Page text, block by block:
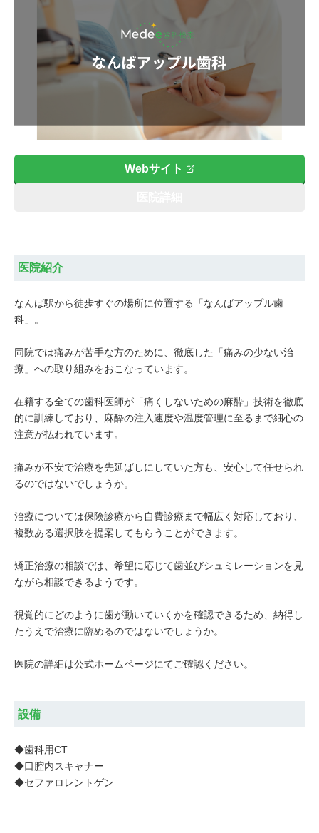
Webサイト
医院紹介
なんば駅から徒歩すぐの場所に位置する「なんばアップル歯
科」。
同院では痛みが苦手な方のために、徹底した「痛みの少ない治
療」への取り組みをおこなっています。
在籍する全ての歯科医師が「痛くしないための麻酔」技術を徹底
的に訓練しており、麻酔の注入速度や温度管理に至るまで細心の
注意が払われています。
痛みが不安で治療を先延ばしにしていた方も、安心して任せられ
るのではないでしょうか。
治療については保険診療から自費診療まで幅広く対応しており、
複数ある選択肢を提案してもらうことができます。
矯正治療の相談では、希望に応じて歯並びシュミレーションを見
ながら相談できるようです。
視覚的にどのように歯が動いていくかを確認できるため、納得し
たうえで治療に臨めるのではないでしょうか。
医院の詳細は公式ホームページにてご確認ください。
設備
◆歯科用CT
◆口腔内スキャナー
◆セファロレントゲン